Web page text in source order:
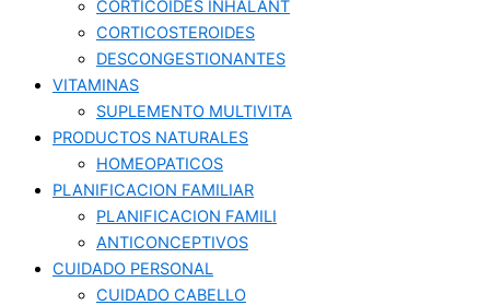
CORTICOIDES INHALANT
CORTICOSTEROIDES
DESCONGESTIONANTES
VITAMINAS
SUPLEMENTO MULTIVITA
PRODUCTOS NATURALES
HOMEOPATICOS
PLANIFICACION FAMILIAR
PLANIFICACION FAMILI
ANTICONCEPTIVOS
CUIDADO PERSONAL
CUIDADO CABELLO